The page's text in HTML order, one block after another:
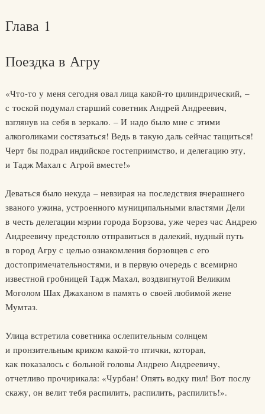
Глава 1
Поездка в Агру
«Что-то у меня сегодня овал лица какой-то цилиндрический, –
с тоской подумал старший советник Андрей Андреевич,
взглянув на себя в зеркало. – И надо было мне с этими
алкоголиками состязаться! Ведь в такую даль сейчас тащиться!
Черт бы подрал индийское гостеприимство, и делегацию эту,
и Тадж Махал с Агрой вместе!»
Деваться было некуда – невзирая на последствия вчерашнего
званого ужина, устроенного муниципальными властями Дели
в честь делегации мэрии города Борзова, уже через час Андрею
Андреевичу предстояло отправиться в далекий, нудный путь
в город Агру с целью ознакомления борзовцев с его
достопримечательностями, и в первую очередь с всемирно
известной гробницей Тадж Махал, воздвигнутой Великим
Моголом Шах Джаханом в память о своей любимой жене
Мумтаз.
Улица встретила советника ослепительным солнцем
и пронзительным криком какой-то птички, которая,
как показалось с больной головы Андрею Андреевичу,
отчетливо прочирикала: «Чурбан! Опять водку пил! Вот послу
скажу, он велит тебя распилить, распилить, распилить!».